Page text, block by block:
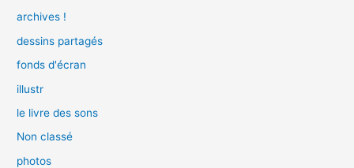
archives !
dessins partagés
fonds d'écran
illustr
le livre des sons
Non classé
photos